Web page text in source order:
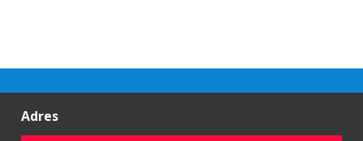
Adres